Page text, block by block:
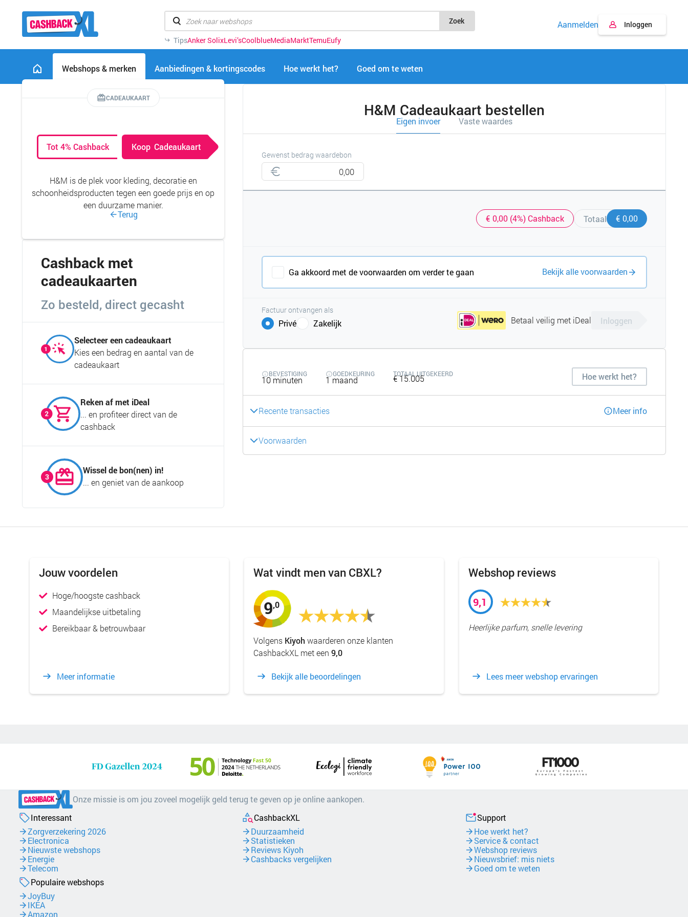
Zoek
TipsAnker SolixLevi’sCoolblueMediaMarktTemuEufy
Aanmelden Inloggen
Webshops & merken Aanbiedingen & kortingscodes Hoe werkt het? Goed om te weten
CADEAUKAART
Tot 4% Cashback Koop Cadeaukaart
H&M is de plek voor kleding, decoratie en
schoonheidsproducten tegen een goede prijs en op
een duurzame manier.
Terug
Cashback met
cadeaukaarten
Zo besteld, direct gecasht
Selecteer een cadeaukaart
Kies een bedrag en aantal van de
cadeaukaart
Reken af met iDeal
... en profiteer direct van de
cashback
Wissel de bon(nen) in!
... en geniet van de aankoop
H&M Cadeaukaart bestellen
Eigen invoer Vaste waardes
Gewenst bedrag waardebon
€ 0,00 (4%) Cashback Totaal € 0,00
Ga akkoord met de voorwaarden om verder te gaan Bekijk alle voorwaarden
Factuur ontvangen als
Privé Zakelijk Betaal veilig met iDeal Inloggen
BEVESTIGING
10 minuten
GOEDKEURING
1 maand
TOTAAL UITGEKEERD
€ 15.005 Hoe werkt het?
Recente transacties Meer info
Voorwaarden
Jouw voordelen
Hoge/hoogste cashback
Maandelijkse uitbetaling
Bereikbaar & betrouwbaar
Meer informatie
Wat vindt men van CBXL?
9,0
Volgens Kiyoh waarderen onze klanten
CashbackXL met een9,0
Bekijk alle beoordelingen
Webshop reviews
9,1
Heerlijke parfum, snelle levering
Lees meer webshop ervaringen
Onze missie is om jou zoveel mogelijk geld terug te geven op je online aankopen.
Interessant
Zorgverzekering 2026
Electronica
Nieuwste webshops
Energie
Telecom
CashbackXL
Duurzaamheid
Statistieken
Reviews Kiyoh
Cashbacks vergelijken
Support
Hoe werkt het?
Service & contact
Webshop reviews
Nieuwsbrief: mis niets
Goed om te weten
Populaire webshops
JoyBuy
IKEA
Amazon